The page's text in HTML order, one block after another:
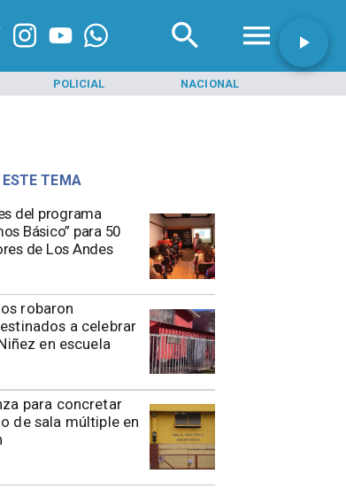
POLICIAL NACIONAL
del programa
Básico” para 50
de Los Andes
robaron
a celebrar
en escuela
para concretar
de sala múltiple en
TEMA